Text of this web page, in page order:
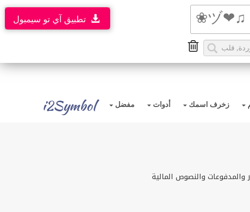
i2Symbol زخرف اسمك أدوات مفضل
تطبيق آي تو سيمبول
والمدفوعات والنصوص المالية